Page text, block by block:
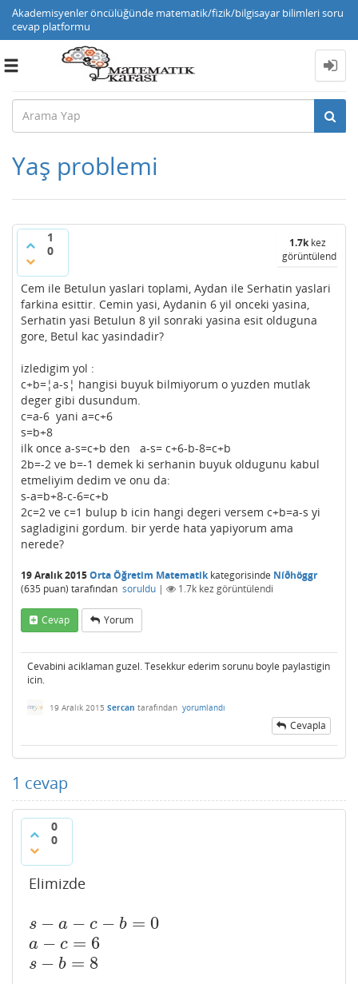
Akademisyenler öncülüğünde matematik/fizik/bilgisayar bilimleri soru
cevap platformu
Toggle
Yaş problemi
1
0
1.7kkez
görüntülendi
Cem ile Betulun yaslari toplami, Aydan ile Serhatin yaslari
farkina esittir. Cemin yasi, Aydanin 6 yil onceki yasina,
Serhatin yasi Betulun 8 yil sonraki yasina esit olduguna
gore, Betul kac yasindadir?
izledigim yol :
c+b=¦a-s¦ hangisi buyuk bilmiyorum o yuzden mutlak
deger gibi dusundum.
c=a-6 yani a=c+6
s=b+8
ilk once a-s=c+b den a-s= c+6-b-8=c+b
2b=-2 ve b=-1 demek ki serhanin buyuk oldugunu kabul
etmeliyim dedim ve onu da:
s-a=b+8-c-6=c+b
2c=2 ve c=1 bulup b icin hangi degeri versem c+b=a-s yi
sagladigini gordum. bir yerde hata yapiyorum ama
nerede?
19 Aralık 2015Orta Öğretim Matematikkategorisinde Níðhöggr
(635 puan) tarafından soruldu | 1.7k kez görüntülendi
Cevap Yorum
Cevabini aciklaman guzel. Tesekkur ederim sorunu boyle paylastigin
icin.
19 Aralık 2015 Sercan tarafından yorumlandı
Cevapla
1 cevap
0
0
Elimizde
s − a − c − b = 0
s−a−c−b=0
a − c = 6
a−c= 6
s − b = 8
s−b=8